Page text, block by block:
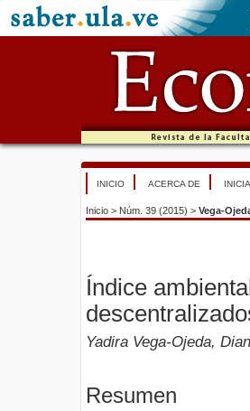
INICIO ACERCA DE
Inicio > Núm. 39 (2015) > Vega-
Índice
Yadira Vega-Ojeda,
Resumen